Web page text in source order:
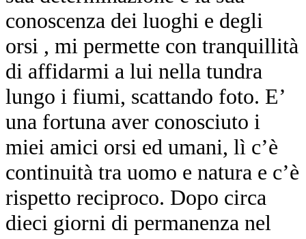
conoscenza dei luoghi e degli
orsi , mi permette con tranquillità
di affidarmi a lui nella tundra
lungo i fiumi, scattando foto. E’
una fortuna aver conosciuto i
miei amici orsi ed umani, lì c’è
continuità tra uomo e natura e c’è
rispetto reciproco. Dopo circa
dieci giorni di permanenza nel